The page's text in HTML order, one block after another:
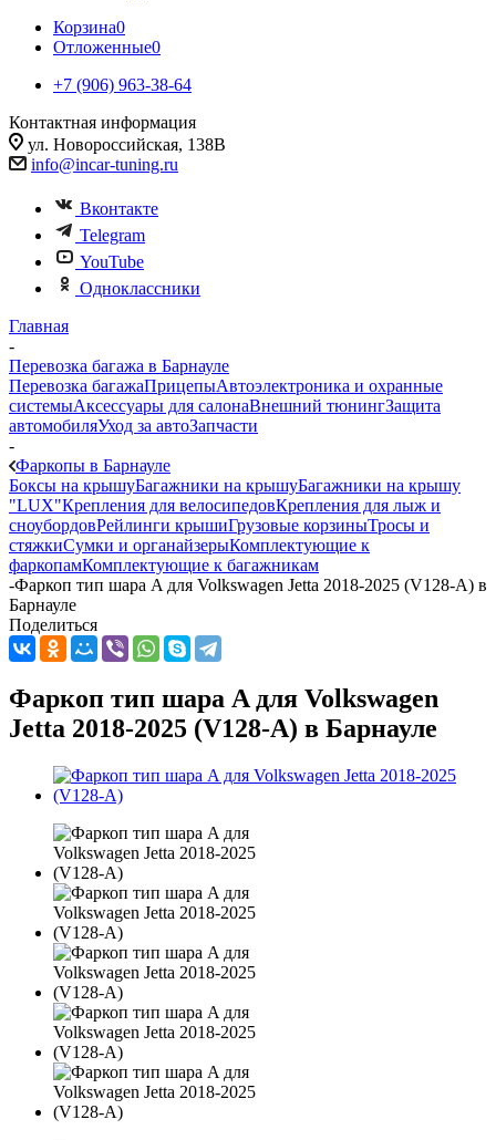
Корзина0
Отложенные0
+7 (906) 963-38-64
Контактная информация
ул. Новороссийская, 138В
info@incar-tuning.ru
Вконтакте
Telegram
YouTube
Одноклассники
Главная
-
Перевозка багажа в Барнауле
Перевозка багажаПрицепыАвтоэлектроника и охранные
системыАксессуары для салонаВнешний тюнингЗащита
автомобиляУход за автоЗапчасти
-
Фаркопы в Барнауле
Боксы на крышуБагажники на крышуБагажники на крышу
"LUX"Крепления для велосипедовКрепления для лыж и
сноубордовРейлинги крышиГрузовые корзиныТросы и
стяжкиСумки и органайзерыКомплектующие к
фаркопамКомплектующие к багажникам
-Фаркоп тип шара A для Volkswagen Jetta 2018-2025 (V128-A) в
Барнауле
Поделиться
Фаркоп тип шара A для Volkswagen
Jetta 2018-2025 (V128-A) в Барнауле